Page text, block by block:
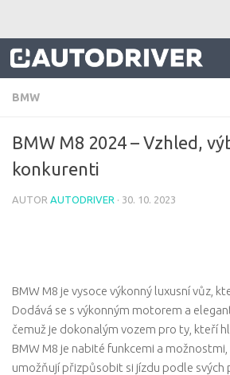
BMW
BMW M8 2024 – Vzhled,
konkurenti
AUTOR AUTODRIVER · 30. 10. 2023
BMW M8 je vysoce výkonný luxusní vůz,
Dodává se s výkonným motorem a
čemuž je dokonalým vozem pro ty, kteří
BMW M8 je nabité funkcemi a
umožňují přizpůsobit si jízdu podle